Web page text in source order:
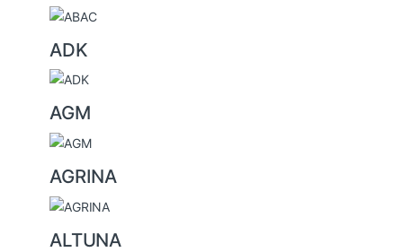
ADK
AGM
AGRINA
ALTUNA